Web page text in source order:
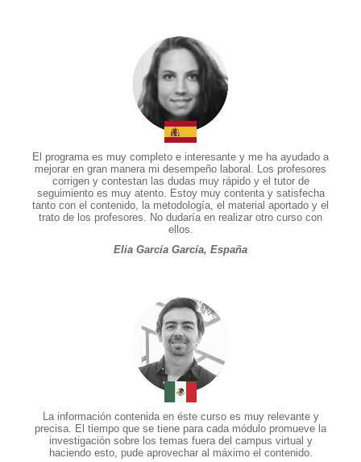
El programa es muy completo e interesante y me ha ayudado a
mejorar en gran manera mi desempeño laboral. Los profesores
corrigen y contestan las dudas muy rápido y el tutor de
seguimiento es muy atento. Estoy muy contenta y satisfecha
tanto con el contenido, la metodología, el material aportado y el
trato de los profesores. No dudaría en realizar otro curso con
ellos.
Elia García García, España
La información contenida en éste curso es muy relevante y
precisa. El tiempo que se tiene para cada módulo promueve la
investigación sobre los temas fuera del campus virtual y
haciendo esto, pude aprovechar al máximo el contenido.